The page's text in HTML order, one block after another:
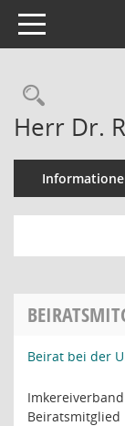
Toggle navigation
Herr Dr.
Beirat bei der
Beiratsmitglied